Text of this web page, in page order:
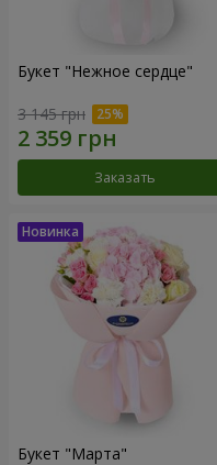
Букет "Нежное сердце"
3 145 грн
Заказать
Букет "Марта"